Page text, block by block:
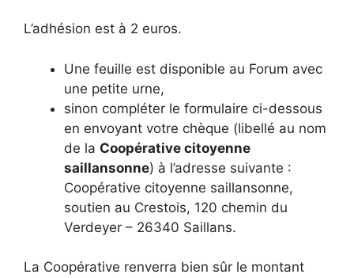
L’adhésion est à 2 euros.
Une feuille est disponible au Forum avec
une petite urne,
sinon compléter le formulaire ci-dessous
en envoyant votre chèque (libellé au nom
de la Coopérative citoyenne
saillansonne) à l’adresse suivante :
Coopérative citoyenne saillansonne,
soutien au Crestois, 120 chemin du
Verdeyer – 26340 Saillans.
La Coopérative renverra bien sûr le montant